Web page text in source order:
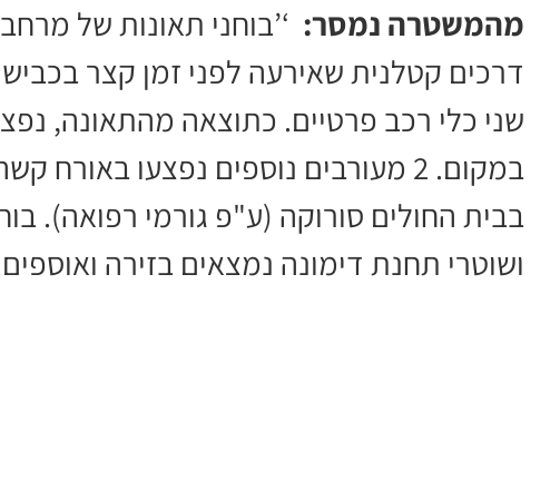
מהמשטרה נמסר: ‘’בוחני תאונות של
שני כלי רכב פרטיים. כתוצאה מהתאונה,
במקום. 2 מעורבים נוספים נפצעו
בבית החולים סורוקה (ע"פ גורמי רפואה).
ושוטרי תחנת דימונה נמצאים בזירה